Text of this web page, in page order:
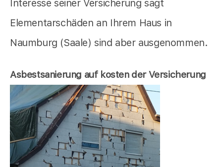
Interesse seiner Versicherung sagt
Elementarschäden an Ihrem Haus in
Naumburg (Saale) sind aber ausgenommen.
Asbestsanierung auf kosten der Versicherung